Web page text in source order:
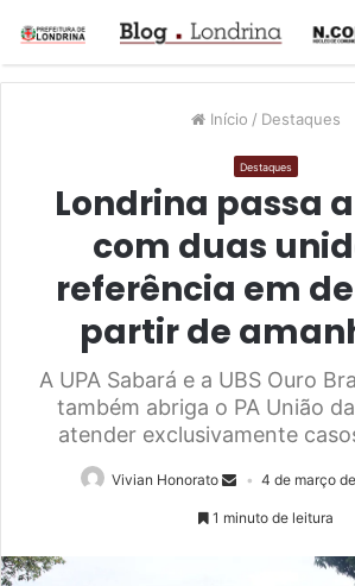
Início / Destaques
Destaques
Londrina passa
com duas
referência em
partir de
A UPA Sabará e a UBS Ouro
também abriga o PA União
atender exclusivamente
Vivian Honorato 4 de março
1 minuto de leitura